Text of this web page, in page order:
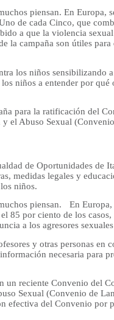
piensan. En Europa,
de cada Cinco, que
a que la violencia
la campaña son útiles
los niños sensibilizando
niños a entender por
para la ratificación del
el Abuso Sexual
de Oportunidades de
medidas legales y
niños.
piensan. En Europa,
85 por ciento de los casos,
a los agresores
y otras personas en
necesaria para
un reciente Convenio del
Sexual (Convenio de
efectiva del Convenio por